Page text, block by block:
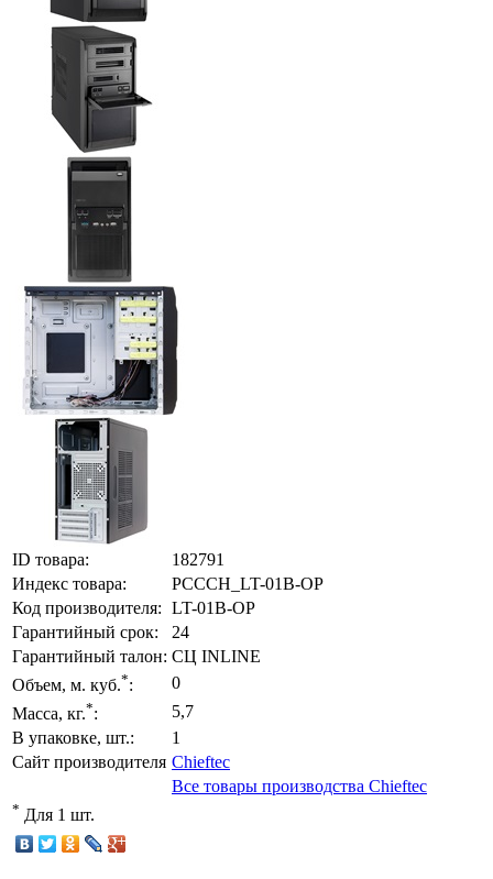
ID товара:
182791
Индекс товара:
PCCCH_LT-01B-OP
Код производителя: LT-01B-OP
Гарантийный срок:
24
Гарантийный талон: СЦ INLINE
Объем, м. куб.*:
0
Масса, кг.*:
5,7
В упаковке, шт.:
1
Сайт производителя Chieftec
Все товары производства Chieftec
* Для 1 шт.